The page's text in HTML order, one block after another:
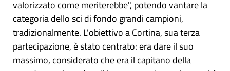
valorizzato come meriterebbe", potendo vantare la
categoria dello sci di fondo grandi campioni,
tradizionalmente. L'obiettivo a Cortina, sua terza
partecipazione, è stato centrato: era dare il suo
massimo, considerato che era il capitano della